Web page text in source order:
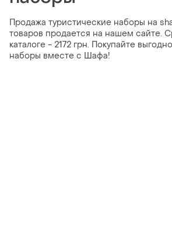
Продажа туристические наборы на
товаров продается на нашем сайте.
каталоге - 2172 грн. Покупайте
наборы вместе с Шафа!